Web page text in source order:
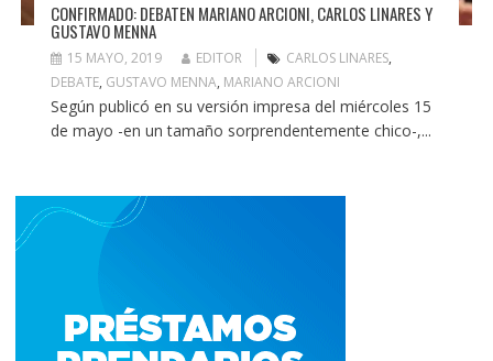
CONFIRMADO: DEBATEN MARIANO ARCIONI, CARLOS LINARES Y
GUSTAVO MENNA
15 MAYO, 2019 EDITOR CARLOS LINARES,
DEBATE, GUSTAVO MENNA, MARIANO ARCIONI
Según publicó en su versión impresa del miércoles 15
de mayo -en un tamaño sorprendentemente chico-,...